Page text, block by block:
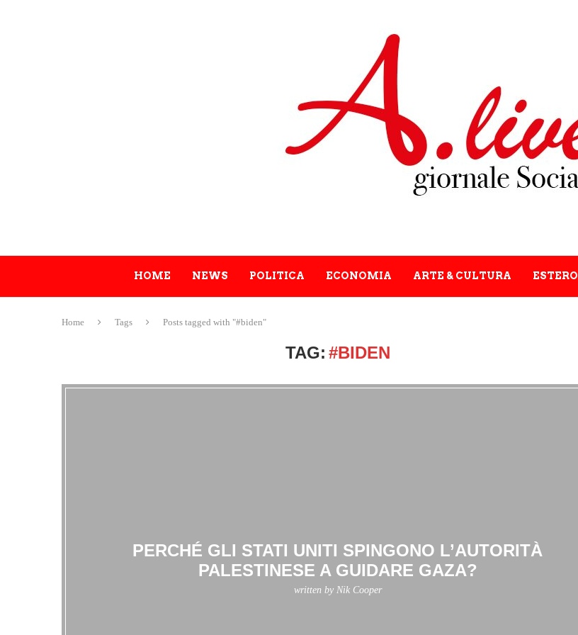
HOME NEWS POLITICA ECONOMIA ARTE & CULTURA ESTERO
Home Tags Posts tagged with "#biden"
TAG: #BIDEN
PERCHÉ GLI STATI UNITI SPINGONO L’AUTORITÀ
PALESTINESE A GUIDARE GAZA?
written by Nik Cooper